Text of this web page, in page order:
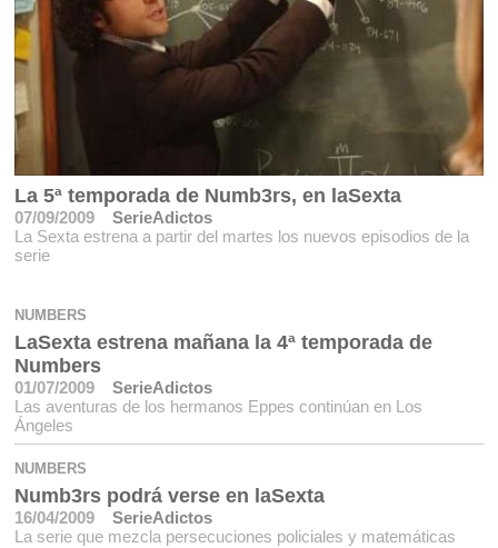
La 5ª temporada de Numb3rs, en laSexta
07/09/2009
SerieAdictos
La Sexta estrena a partir del martes los nuevos episodios de la
serie
NUMBERS
LaSexta estrena mañana la 4ª temporada de
Numbers
01/07/2009
SerieAdictos
Las aventuras de los hermanos Eppes continúan en Los
Ángeles
NUMBERS
Numb3rs podrá verse en laSexta
16/04/2009
SerieAdictos
La serie que mezcla persecuciones policiales y matemáticas